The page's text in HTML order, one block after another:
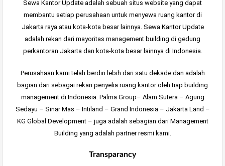
Sewa Kantor Update adalah sebuah situs website yang dapat
membantu setiap perusahaan untuk menyewa ruang kantor di
Jakarta raya atau kota-kota besar lainnya. Sewa Kantor Update
adalah rekan dari mayoritas management building di gedung
perkantoran Jakarta dan kota-kota besar lainnya di Indonesia.
Perusahaan kami telah berdiri lebih dari satu dekade dan adalah
bagian dari sebagai rekan penyelia ruang kantor oleh tiap building
management di Indonesia. Palma Group– Alam Sutera – Agung
Sedayu – Sinar Mas – Intiland – Grand Indonesia – Jakarta Land –
KG Global Development – juga adalah sebagian dari Management
Building yang adalah partner resmi kami.
Transparancy